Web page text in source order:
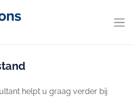
helpt u graag verder bij